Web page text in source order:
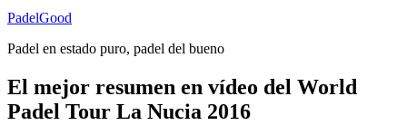
PadelGood
Padel en estado puro, padel del bueno
El mejor resumen en vídeo del World
Padel Tour La Nucia 2016